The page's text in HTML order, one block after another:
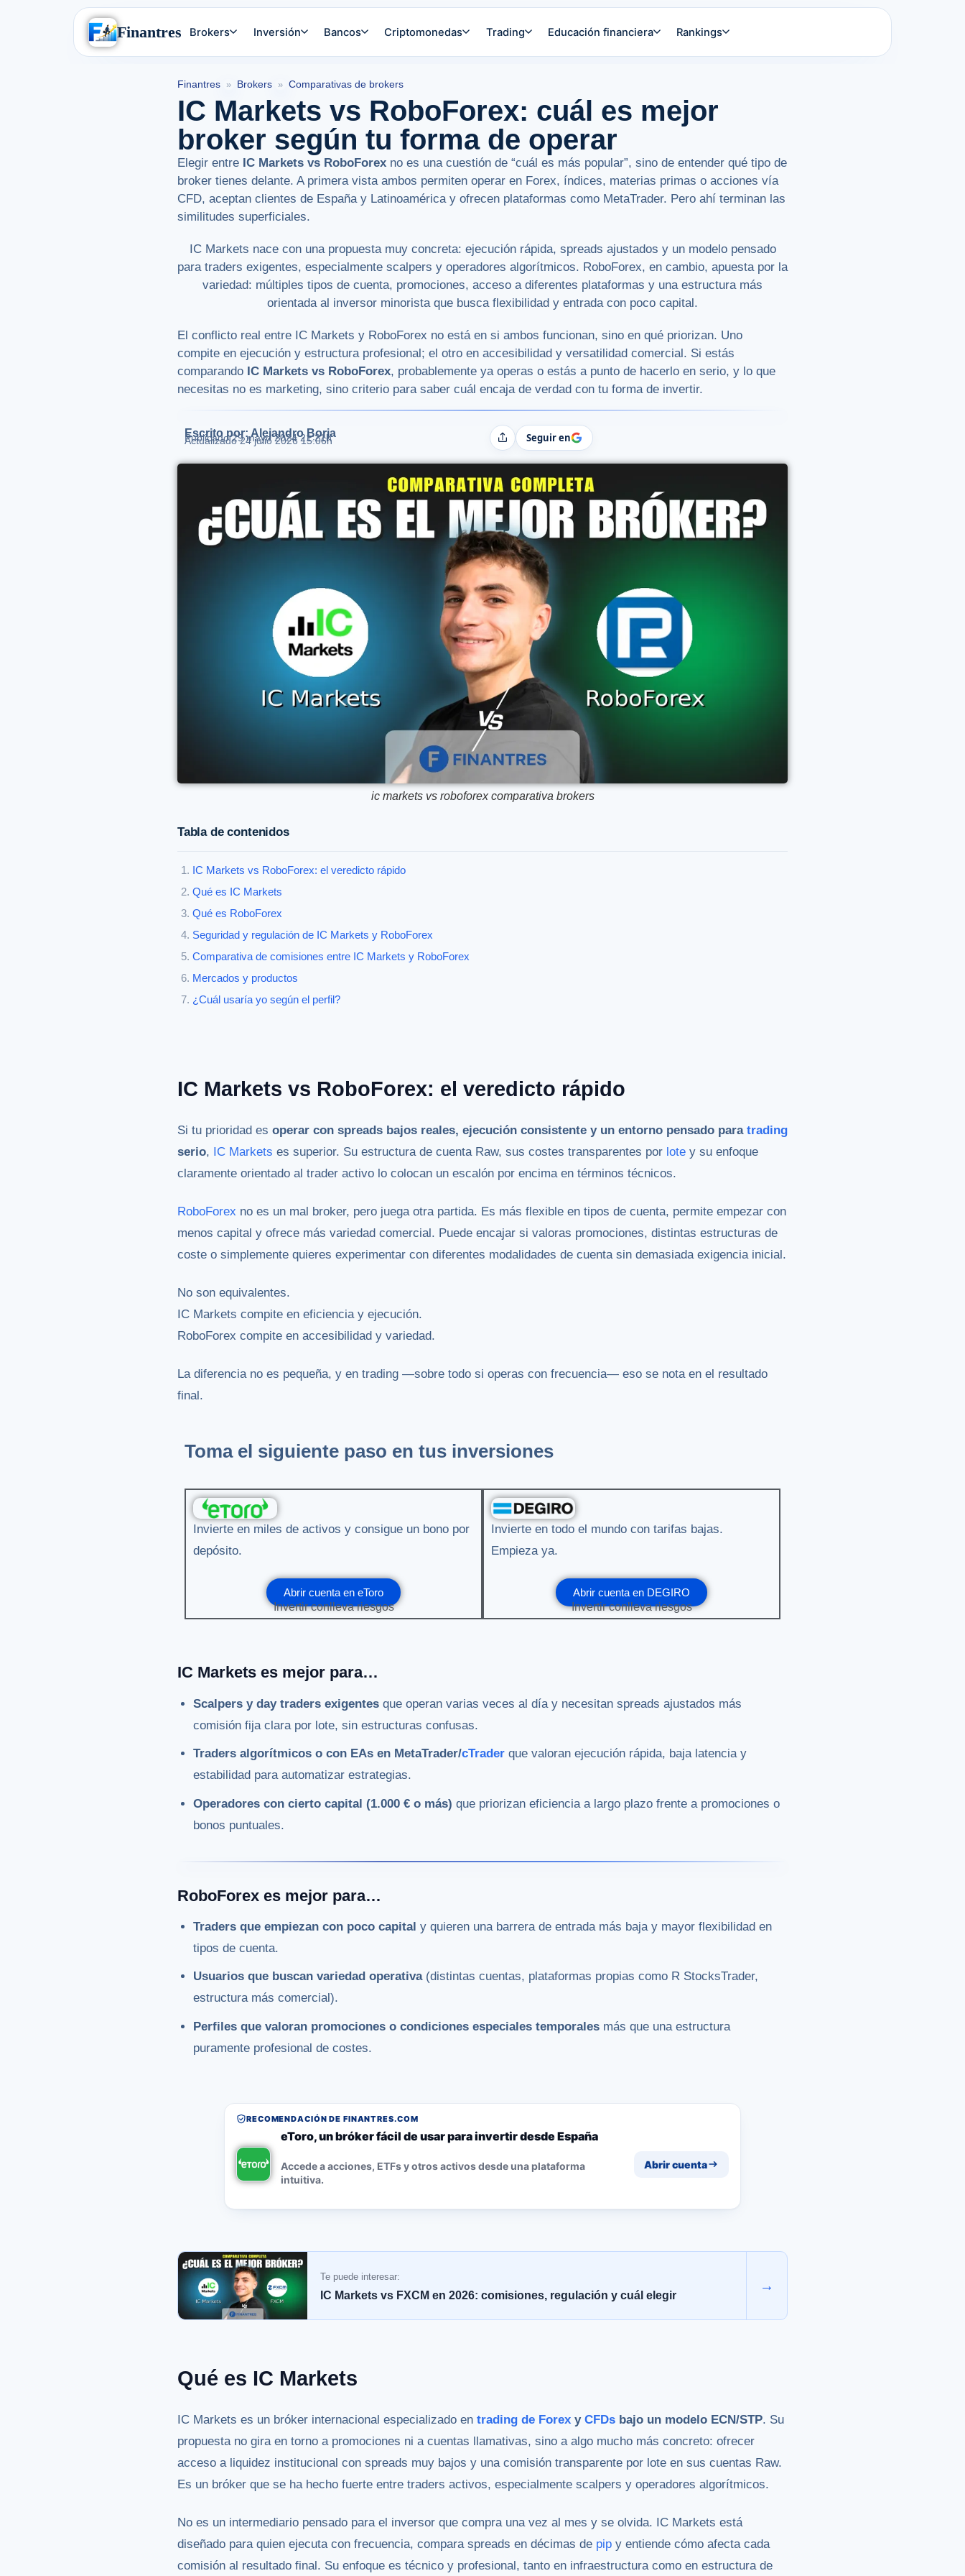
Finantres Brokers Inversión Bancos Criptomonedas Trading Educación financiera Rankings
Finantres » Brokers » Comparativas de brokers
IC Markets vs RoboForex: cuál es mejor
broker según tu forma de operar
Elegir entre IC Markets vs RoboForex no es una cuestión de “cuál es más popular”, sino de entender qué tipo de
broker tienes delante. A primera vista ambos permiten operar en Forex, índices, materias primas o acciones vía
CFD, aceptan clientes de España y Latinoamérica y ofrecen plataformas como MetaTrader. Pero ahí terminan las
similitudes superficiales.
IC Markets nace con una propuesta muy concreta: ejecución rápida, spreads ajustados y un modelo pensado
para traders exigentes, especialmente scalpers y operadores algorítmicos. RoboForex, en cambio, apuesta por la
variedad: múltiples tipos de cuenta, promociones, acceso a diferentes plataformas y una estructura más
orientada al inversor minorista que busca flexibilidad y entrada con poco capital.
El conflicto real entre IC Markets y RoboForex no está en si ambos funcionan, sino en qué priorizan. Uno
compite en ejecución y estructura profesional; el otro en accesibilidad y versatilidad comercial. Si estás
comparando IC Markets vs RoboForex, probablemente ya operas o estás a punto de hacerlo en serio, y lo que
necesitas no es marketing, sino criterio para saber cuál encaja de verdad con tu forma de invertir.
Escrito por: Alejandro Borja
Publicado 29 mayo 2024 21:21h
Actualizado 24 julio 2026 15:06h CompartirSeguir en
ic markets vs roboforex comparativa brokers
Tabla de contenidos
IC Markets vs RoboForex: el veredicto rápido
Qué es IC Markets
Qué es RoboForex
Seguridad y regulación de IC Markets y RoboForex
Comparativa de comisiones entre IC Markets y RoboForex
Mercados y productos
¿Cuál usaría yo según el perfil?
IC Markets vs RoboForex: el veredicto rápido
Si tu prioridad es operar con spreads bajos reales, ejecución consistente y un entorno pensado para trading
serio, IC Markets es superior. Su estructura de cuenta Raw, sus costes transparentes por lote y su enfoque
claramente orientado al trader activo lo colocan un escalón por encima en términos técnicos.
RoboForex no es un mal broker, pero juega otra partida. Es más flexible en tipos de cuenta, permite empezar con
menos capital y ofrece más variedad comercial. Puede encajar si valoras promociones, distintas estructuras de
coste o simplemente quieres experimentar con diferentes modalidades de cuenta sin demasiada exigencia inicial.
No son equivalentes.
IC Markets compite en eficiencia y ejecución.
RoboForex compite en accesibilidad y variedad.
La diferencia no es pequeña, y en trading —sobre todo si operas con frecuencia— eso se nota en el resultado
final.
Toma el siguiente paso en tus inversiones
Invierte en miles de activos y consigue un bono por
depósito.
Abrir cuenta en eToro
Invertir conlleva riesgos
Invierte en todo el mundo con tarifas bajas.
Empieza ya.
Abrir cuenta en DEGIRO
Invertir conlleva riesgos
IC Markets es mejor para…
Scalpers y day traders exigentes que operan varias veces al día y necesitan spreads ajustados más
comisión fija clara por lote, sin estructuras confusas.
Traders algorítmicos o con EAs en MetaTrader/cTrader que valoran ejecución rápida, baja latencia y
estabilidad para automatizar estrategias.
Operadores con cierto capital (1.000 € o más) que priorizan eficiencia a largo plazo frente a promociones o
bonos puntuales.
RoboForex es mejor para…
Traders que empiezan con poco capital y quieren una barrera de entrada más baja y mayor flexibilidad en
tipos de cuenta.
Usuarios que buscan variedad operativa(distintas cuentas, plataformas propias como R StocksTrader,
estructura más comercial).
Perfiles que valoran promociones o condiciones especiales temporales más que una estructura
puramente profesional de costes.
RECOMENDACIÓN DE FINANTRES.COM
eToro, un bróker fácil de usar para invertir desde España
Accede a acciones, ETFs y otros activos desde una plataforma
intuitiva.
Abrir cuenta
Te puede interesar:
IC Markets vs FXCM en 2026: comisiones, regulación y cuál elegir
→
Qué es IC Markets
IC Markets es un bróker internacional especializado en trading de Forex y CFDs bajo un modelo ECN/STP. Su
propuesta no gira en torno a promociones ni a cuentas llamativas, sino a algo mucho más concreto: ofrecer
acceso a liquidez institucional con spreads muy bajos y una comisión transparente por lote en sus cuentas Raw.
Es un bróker que se ha hecho fuerte entre traders activos, especialmente scalpers y operadores algorítmicos.
No es un intermediario pensado para el inversor que compra una vez al mes y se olvida. IC Markets está
diseñado para quien ejecuta con frecuencia, compara spreads en décimas de pip y entiende cómo afecta cada
comisión al resultado final. Su enfoque es técnico y profesional, tanto en infraestructura como en estructura de